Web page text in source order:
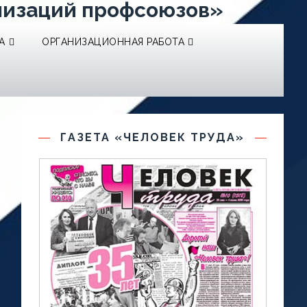
профсоюзов»
ОРГАНИЗАЦИОННАЯ РАБОТА
ГАЗЕТА «ЧЕЛОВЕК ТРУДА»